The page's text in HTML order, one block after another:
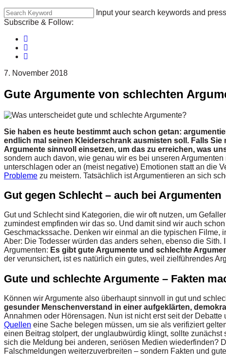
Input your search keywords and
Subscribe & Follow:
7. November 2018
Gute Argumente von schlechten
Sie haben es heute bestimmt auch schon getan:
endlich mal seinen Kleiderschrank ausmisten soll. Falls
Argumente sinnvoll einsetzen, um das zu erreichen, was
sondern auch davon, wie genau wir es bei unseren
unterschlagen oder an (meist negative) Emotionen statt an die
Probleme zu meistern. Tatsächlich ist Argumentieren an sich
Gut gegen Schlecht – auch bei Argumenten
Gut und Schlecht sind Kategorien, die wir oft nutzen, um
zumindest empfinden wir das so. Und damit sind wir auch
Geschmackssache. Denken wir einmal an die typischen Filme,
Aber: Die Todesser würden das anders sehen, ebenso die
Argumenten: Es gibt gute Argumente und schlechte
der verunsichert, ist es natürlich ein gutes, weil zielführendes
Gute und schlechte Argumente – Fakten
Können wir Argumente also überhaupt sinnvoll in gut und
gesunder Menschenverstand in einer aufgeklärten,
Annahmen oder Hörensagen. Nun ist nicht erst seit der
Quellen eine Sache belegen müssen, um sie als verifiziert
einen Beitrag stolpert, der unglaubwürdig klingt, sollte
sich die Meldung bei anderen, seriösen Medien wiederfinden?
Falschmeldungen weiterzuverbreiten – sondern Fakten und